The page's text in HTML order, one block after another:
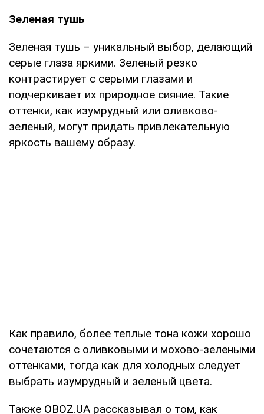
Зеленая тушь
Зеленая тушь – уникальный выбор, делающий
серые глаза яркими. Зеленый резко
контрастирует с серыми глазами и
подчеркивает их природное сияние. Такие
оттенки, как изумрудный или оливково-
зеленый, могут придать привлекательную
яркость вашему образу.
Как правило, более теплые тона кожи хорошо
сочетаются с оливковыми и мохово-зелеными
оттенками, тогда как для холодных следует
выбрать изумрудный и зеленый цвета.
Также OBOZ.UA рассказывал о том, как